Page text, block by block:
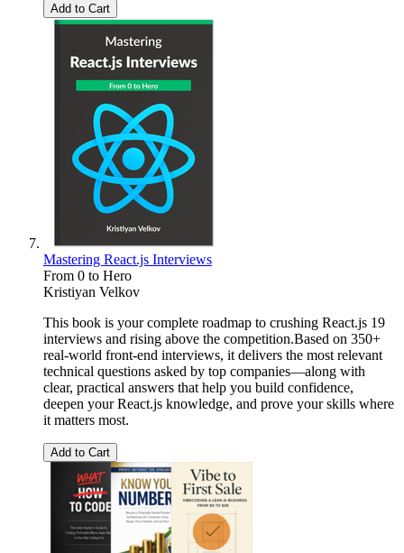
Add to Cart
Mastering React.js Interviews
From 0 to Hero
Kristiyan Velkov
This book is your complete roadmap to crushing React.js 19
interviews and rising above the competition.Based on 350+
real-world front-end interviews, it delivers the most relevant
technical questions asked by top companies—along with
clear, practical answers that help you build confidence,
deepen your React.js knowledge, and prove your skills where
it matters most.
Add to Cart